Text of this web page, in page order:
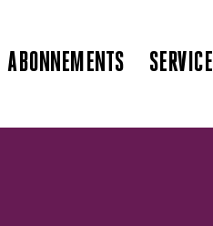
ABONNEMENTS SERVICE